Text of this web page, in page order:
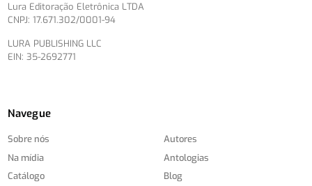
Lura Editoração Eletrônica LTDA
CNPJ: 17.671.302/0001-94
LURA PUBLISHING LLC
EIN: 35-2692771
Navegue
Sobre nós
Na mídia
Catálogo
Autores
Antologias
Blog